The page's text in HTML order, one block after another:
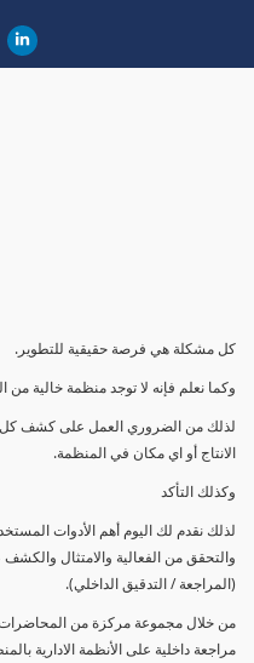
كل مشكلة هي فرصة حقيقية للتطوير.
وكما نعلم فإنه لا توجد منظمة خالية من
لذلك من الضروري العمل على كشف كل
الانتاج أو اي مكان في المنظمة.
وكذلك التأكد
لذلك نقدم لك اليوم أهم الأدوات
والتحقق من الفعالية والامتثال
(المراجعة / التدقيق الداخلي).
من خلال مجموعة مركزة من المحاضرات
مراجعة داخلية على الأنظمة الادارية